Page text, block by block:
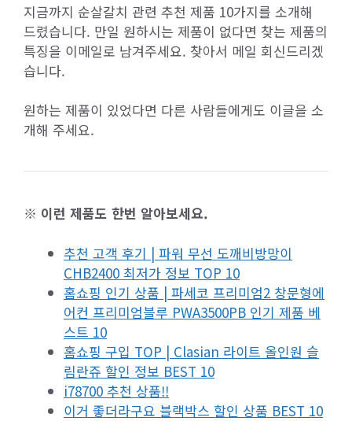
지금까지 순살갈치 관련 추천 제품 10가지를 소개해
드렸습니다. 만일 원하시는 제품이 없다면 찾는 제품의
특징을 이메일로 남겨주세요. 찾아서 메일 회신드리겠
습니다.
원하는 제품이 있었다면 다른 사람들에게도 이글을 소
개해 주세요.
※ 이런 제품도 한번 알아보세요.
추천 고객 후기 | 파워 무선 도깨비방망이
CHB2400 최저가 정보 TOP 10
홈쇼핑 인기 상품 | 파세코 프리미엄2 창문형에
어컨 프리미엄블루 PWA3500PB 인기 제품 베
스트 10
홈쇼핑 구입 TOP | Clasian 라이트 올인원 슬
림란쥬 할인 정보 BEST 10
i78700 추천 상품!!
이거 좋더라구요 블랙박스 할인 상품 BEST 10